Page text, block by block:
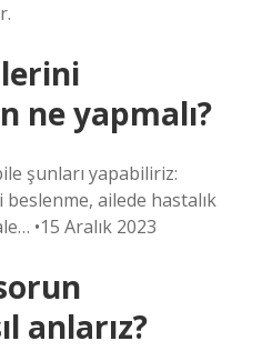
ne yapmalı?
şunları yapabiliriz:
ailede hastalık
•15 Aralık 2023
anlarız?